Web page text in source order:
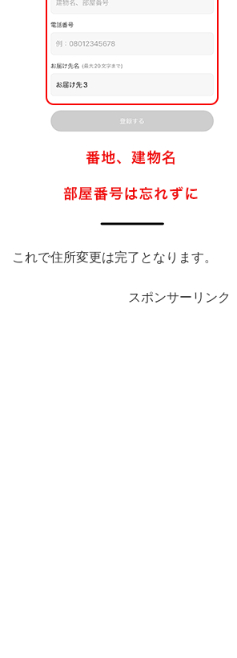
これで住所変更は完了となります。
スポンサーリンク